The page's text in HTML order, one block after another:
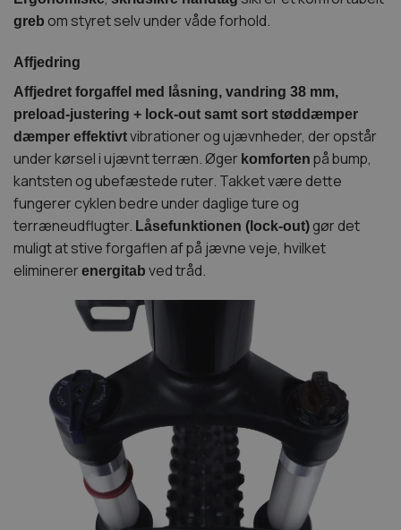
greb om styret selv under våde forhold.
Affjedring
Affjedret forgaffel med låsning, vandring 38 mm,
preload-justering + lock-out samt sort støddæmper
dæmper effektivtvibrationer og ujævnheder, der opstår
under kørsel i ujævnt terræn. Øger komforten på bump,
kantsten og ubefæstede ruter. Takket være dette
fungerer cyklen bedre under daglige ture og
terræneudflugter. Låsefunktionen (lock-out) gør det
muligt at stive forgaflen af på jævne veje, hvilket
eliminerer energitab ved tråd.